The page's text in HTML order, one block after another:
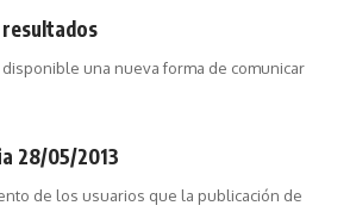
una nueva forma de comunicar
28/05/2013
de los usuarios que la publicación de